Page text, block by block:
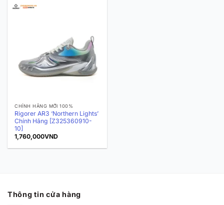
CHÍNH HÃNG MỚI 100%
Rigorer AR3 ‘Northern Lights’
Chính Hãng [Z325360910-
10]
1,760,000VND
Thông tin cửa hàng